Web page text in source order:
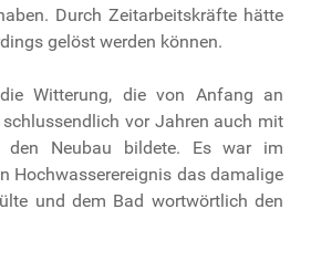
Durch Zeitarbeitskräfte hätte
gelöst werden können.
Witterung, die von Anfang an
vor Jahren auch mit
den Neubau bildete. Es war im
Hochwasserereignis das damalige
und dem Bad wortwörtlich den